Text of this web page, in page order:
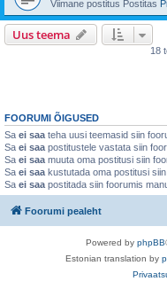
Viimane postitus Postitas
Uus teema
18
FOORUMI ÕIGUSED
Sa ei saa teha uusi teemasid siin
Sa ei saa postitustele vastata siin
Sa ei saa muuta oma postitusi siin
Sa ei saa kustutada oma postitusi
Sa ei saa postitada siin foorumis
Foorumi pealeht
Powered by phpBB
Estonian translation by